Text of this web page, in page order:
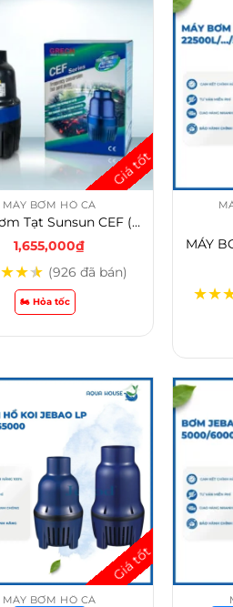
MÁY BƠM HỒ CÁ
Máy Bơm Tạt Sunsun CEF (16.000 50.000) – Tạo Luồng Mạnh Cho Hồ Cá Koi
1,655,000₫
★★★ (926 đã bán)
🏍️ Hỏa tốc ★★
MÁY BƠM HỒ CÁ